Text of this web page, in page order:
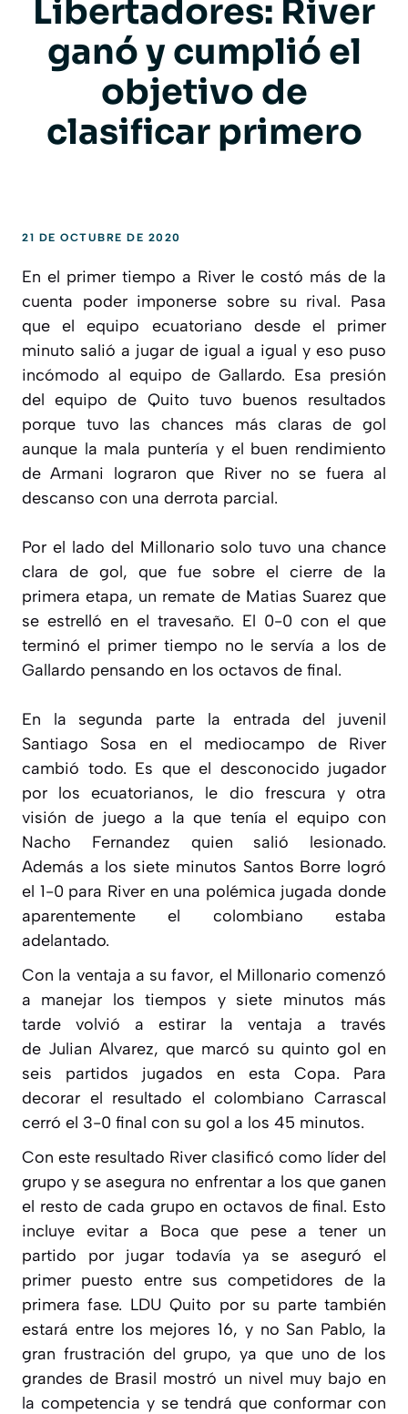
Libertadores: River
ganó y cumplió el
objetivo de
clasificar primero
21 DE OCTUBRE DE 2020
En el primer tiempo a River le costó más de la
cuenta poder imponerse sobre su rival. Pasa
que el equipo ecuatoriano desde el primer
minuto salió a jugar de igual a igual y eso puso
incómodo al equipo de Gallardo. Esa presión
del equipo de Quito tuvo buenos resultados
porque tuvo las chances más claras de gol
aunque la mala puntería y el buen rendimiento
de Armani lograron que River no se fuera al
descanso con una derrota parcial.
Por el lado del Millonario solo tuvo una chance
clara de gol, que fue sobre el cierre de la
primera etapa, un remate de Matias Suarez que
se estrelló en el travesaño. El 0-0 con el que
terminó el primer tiempo no le servía a los de
Gallardo pensando en los octavos de final.
En la segunda parte la entrada del juvenil
Santiago Sosa en el mediocampo de River
cambió todo. Es que el desconocido jugador
por los ecuatorianos, le dio frescura y otra
visión de juego a la que tenía el equipo con
Nacho Fernandez quien salió lesionado.
Además a los siete minutos Santos Borre logró
el 1-0 para River en una polémica jugada donde
aparentemente el colombiano estaba
adelantado.
Con la ventaja a su favor, el Millonario comenzó
a manejar los tiempos y siete minutos más
tarde volvió a estirar la ventaja a través
de Julian Alvarez, que marcó su quinto gol en
seis partidos jugados en esta Copa. Para
decorar el resultado el colombiano Carrascal
cerró el 3-0 final con su gol a los 45 minutos.
Con este resultado River clasificó como líder del
grupo y se asegura no enfrentar a los que ganen
el resto de cada grupo en octavos de final. Esto
incluye evitar a Boca que pese a tener un
partido por jugar todavía ya se aseguró el
primer puesto entre sus competidores de la
primera fase. LDU Quito por su parte también
estará entre los mejores 16, y no San Pablo, la
gran frustración del grupo, ya que uno de los
grandes de Brasil mostró un nivel muy bajo en
la competencia y se tendrá que conformar con